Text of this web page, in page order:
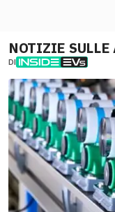
NOTIZIE
DI